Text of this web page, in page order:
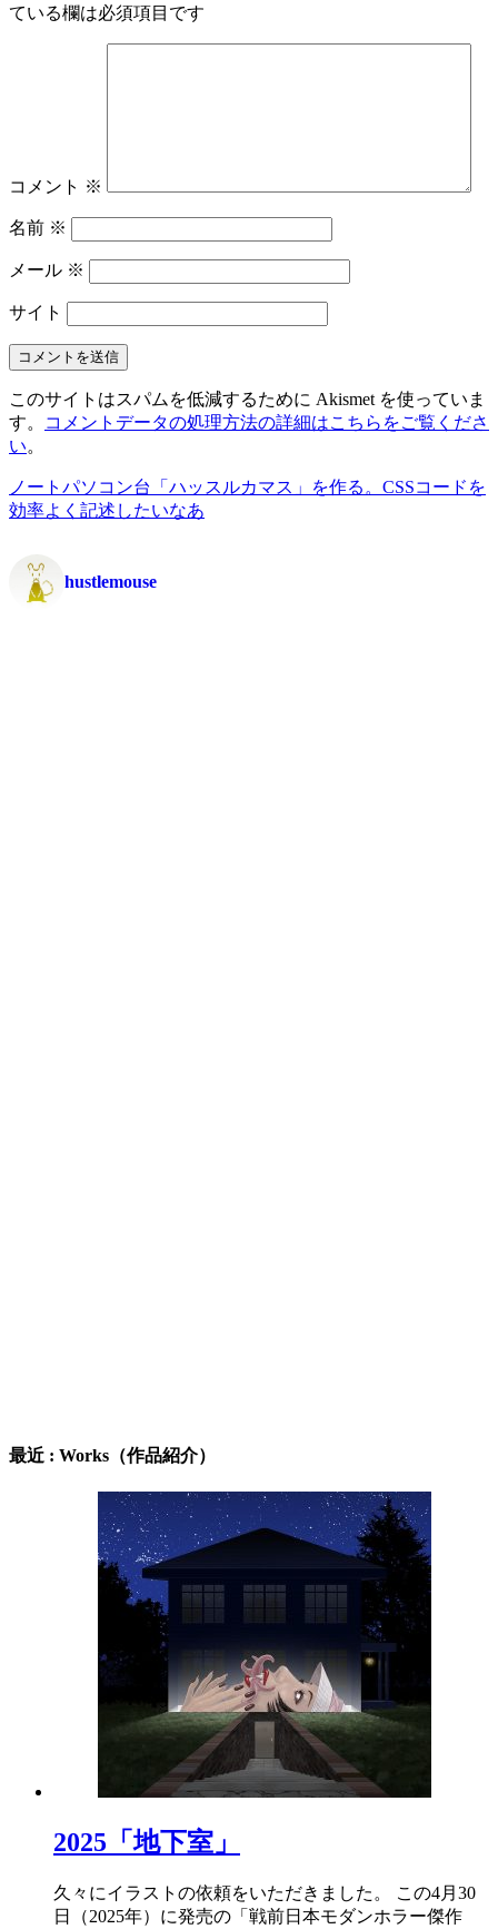
ている欄は必須項目です
コメント ※
名前 ※
メール ※
サイト
このサイトはスパムを低減するために Akismet を使っていま
す。
コメントデータの処理方法の詳細はこちらをご覧くださ
い。
ノートパソコン台「ハッスルカマス」を作る。 CSSコードを
効率よく記述したいなあ
hustlemouse
最近 : Works（作品紹介）
2025「地下室」
久々にイラストの依頼をいただきました。 この4月30
日（2025年）に発売の「戦前日本モダンホラー傑作